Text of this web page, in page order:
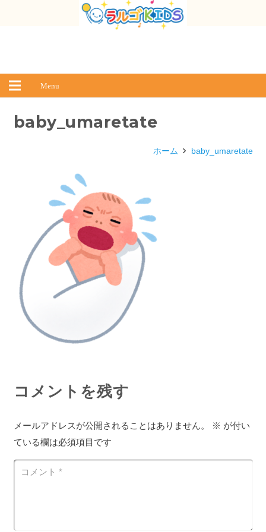
Menu
baby_umaretate
ホーム baby_umaretate
コメントを残す
メールアドレスが公開されることはありません。 ※ が付い
ている欄は必須項目です